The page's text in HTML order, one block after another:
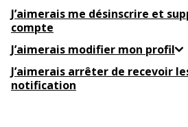
J’aimerais me désinscrire et
compte
J’aimerais modifier mon profil
J’aimerais arrêter de recevoir
notification